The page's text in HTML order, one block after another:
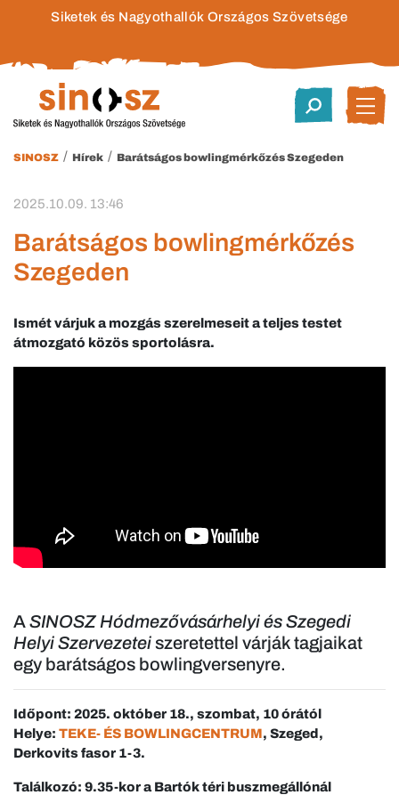
Siketek és Nagyothallók Országos Szövetsége
SINOSZ / Hírek / Barátságos bowlingmérkőzés Szegeden
2025.10.09. 13:46
Barátságos bowlingmérkőzés
Szegeden
Ismét várjuk a mozgás szerelmeseit a teljes testet
átmozgató közös sportolásra.
ASINOSZ Hódmezővásárhelyi és Szegedi
Helyi Szervezeteiszeretettel várják tagjaikat
egy barátságos bowlingversenyre.
Időpont: 2025. október 18., szombat, 10 órától
Helye: TEKE- ÉS BOWLINGCENTRUM, Szeged,
Derkovits fasor 1-3.
Találkozó: 9.35-kor a Bartók téri buszmegállónál